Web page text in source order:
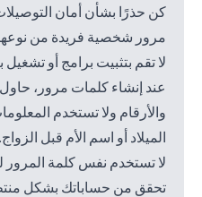
كن حذرًا بشأن أمان
مرور شخصية فريدة من
لا تقم بتثبيت برامج أو
عند إنشاء كلمات مرور،
والأرقام ولا تستخدم
الميلاد أو اسم الأم قبل الزواج.
لا تستخدم نفس كلمة المرور
تحقق من حساباتك بشكل